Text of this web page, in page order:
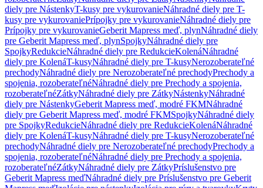
diely pre NástenkyT-kusy pre vykurovanieNáhradné diely pre T-
kusy pre vykurovaniePrípojky pre vykurovanieNáhradné diely pre
Prípojky pre vykurovanieGeberit Mapress meď, plynNáhradné diely
pre Geberit Mapress meď, plynSpojkyNáhradné diely pre
SpojkyRedukcieNáhradné diely pre RedukcieKolenáNáhradné
diely pre KolenáT-kusyNáhradné diely pre T-kusyNerozoberateľné
prechodyNáhradné diely pre Nerozoberateľné prechodyPrechody a
spojenia, rozoberateľnéNáhradné diely pre Prechody a spojenia,
rozoberateľnéZátkyNáhradné diely pre ZátkyNástenkyNáhradné
diely pre NástenkyGeberit Mapress meď, modré FKMNáhradné
diely pre Geberit Mapress meď, modré FKMSpojkyNáhradné diely
pre SpojkyRedukcieNáhradné diely pre RedukcieKolenáNáhradné
diely pre KolenáT-kusyNáhradné diely pre T-kusyNerozoberateľné
prechodyNáhradné diely pre Nerozoberateľné prechodyPrechody a
spojenia, rozoberateľnéNáhradné diely pre Prechody a spojenia,
rozoberateľnéZátkyNáhradné diely pre ZátkyPríslušenstvo pre
Geberit Mapress meďNáhradné diely pre Príslušenstvo pre Geberit